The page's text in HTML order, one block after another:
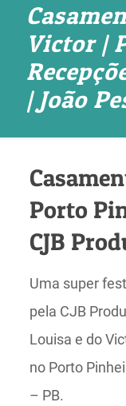
Victor |
| João
Porto
CJB
Uma super
pela CJB
Louisa e do
no Porto
– PB.